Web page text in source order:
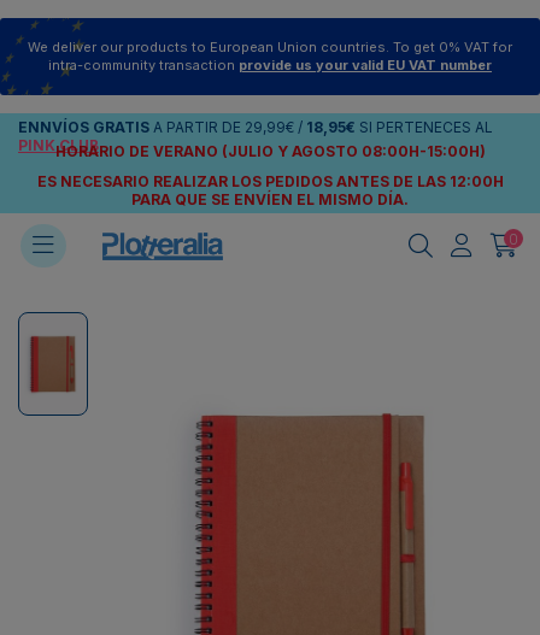
We deliver our products to European Union countries. To get 0% VAT for
intra-community transaction provide us your valid EU VAT number
ENNVÍOS GRATIS A PARTIR DE 29,99€ / 18,95€ SI PERTENECES AL
PINK CLUB
HORARIO DE VERANO (JULIO Y AGOSTO 08:00H-15:00H)
ES NECESARIO REALIZAR LOS PEDIDOS ANTES DE LAS 12:00H
PARA QUE SE ENVÍEN EL MISMO DÍA.
0